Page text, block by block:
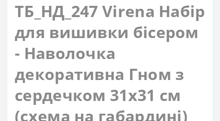
ТБ_НД_247 Virena Набір
для вишивки бісером
- Наволочка
декоративна Гном з
сердечком 31x31 см
(схема на габардині)